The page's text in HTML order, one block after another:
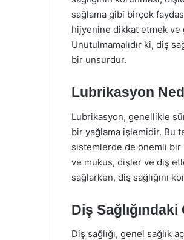
sağlama gibi birçok
hijyenine dikkat etmek
Unutulmamalıdır ki, diş
bir unsurdur.
Lubrikasyon
Lubrikasyon, genellikle
bir yağlama işlemidir. Bu
sistemlerde de önemli bir
ve mukus, dişler ve diş
sağlarken, diş sağlığını
Diş Sağlığındaki
Diş sağlığı, genel sağlık